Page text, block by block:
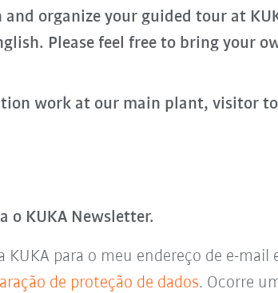
organize your guided tour at
Please feel free to bring your
work at our main plant, visitor
o KUKA Newsletter.
para o meu endereço de e-mail
de proteção de dados. Ocorre